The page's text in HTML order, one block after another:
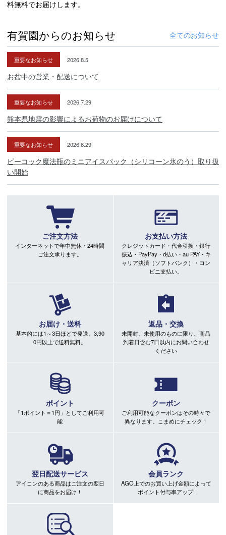
料無料でお届けします。
有賀園からのお知らせ 全てのお知らせ
重要なお知らせ 2026.8.5
お盆中の営業・配送について
重要なお知らせ 2026.7.29
熊本県地震の影響によるお荷物のお届けについて
重要なお知らせ 2026.6.29
ピーコック魔法瓶のミニアイスパック（シリコーン氷のう）取り扱
い開始
ご注文方法
インターネットで年中無休・24時間
ご注文承ります。
お支払い方法
クレジットカード・代金引換・銀行
振込・PayPay・d払い・au PAY・キ
ャリア決済（ソフトバンク）・コン
ビニ支払い。
お届け・送料
基本的には1～3日ほどで発送。3,90
0円以上で送料無料。
返品・交換
未開封、未使用のものに限り、商品
到着日含む7日以内にお問い合わせ
ください
ポイント
「1ポイント＝1円」としてご利用可
能
クーポン
ご利用可能なクーポンはその時々で
異なります。こまめにチェック！
翌日配送サービス
アイコンのある商品はご注文の翌日
に商品をお届け！
会員ランク
AGO上でのお買い上げ金額によって
ポイント付与率アップ!